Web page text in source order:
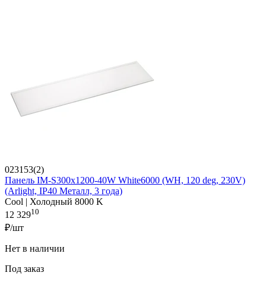
023153(2)
Панель IM-S300x1200-40W White6000 (WH, 120 deg, 230V)
(Arlight, IP40 Металл, 3 года)
Cool | Холодный 8000 K
12 32910
₽/шт
Нет в наличии
Под заказ